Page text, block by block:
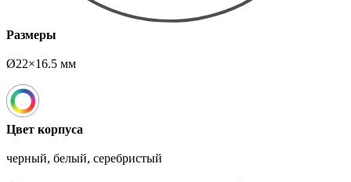
Размеры
Ø22×16.5 мм
Цвет корпуса
черный, белый, серебристый